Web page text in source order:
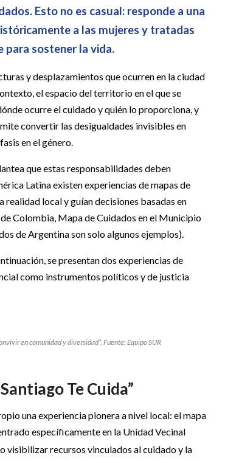
Esto no es casual: responde a una
a las mujeres y tratadas
para sostener la vida.
y desplazamientos que ocurren en la ciudad
el espacio del territorio en el que se
ocurre el cuidado y quién lo proporciona, y
convertir las desigualdades invisibles en
en el género.
que estas responsabilidades deben
Latina existen experiencias de mapas de
realidad local y guían decisiones basadas en
Colombia, Mapa de Cuidados en el Municipio
de Argentina son solo algunos ejemplos).
se presentan dos experiencias de
como instrumentos políticos y de justicia
en comunidad y diversidad”. Fuente: Equipo SUR
Te Cuida”
una experiencia pionera a nivel local: el mapa
específicamente en la Unidad Vecinal
visibilizar recursos vinculados al cuidado y la